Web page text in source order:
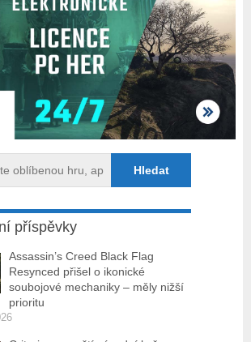
příspěvky
Assassin’s Creed Black Flag
Resynced přišel o ikonické
soubojové mechaniky – měly nižší
prioritu